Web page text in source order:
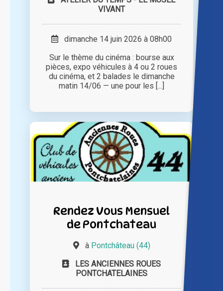
VIVANT
dimanche 14 juin 2026 à 08h00
Sur le thème du cinéma : bourse aux
pièces, expo véhicules à 4 ou 2 roues
du cinéma, et 2 balades le dimanche
matin 14/06 — une pour les [...]
Rendez Vous Mensuel
de Pontchateau
à Pontchâteau (44)
LES ANCIENNES ROUES
PONTCHATELAINES